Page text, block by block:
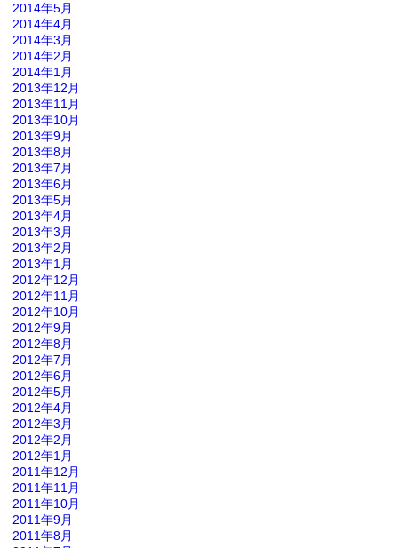
2014年5月
2014年4月
2014年3月
2014年2月
2014年1月
2013年12月
2013年11月
2013年10月
2013年9月
2013年8月
2013年7月
2013年6月
2013年5月
2013年4月
2013年3月
2013年2月
2013年1月
2012年12月
2012年11月
2012年10月
2012年9月
2012年8月
2012年7月
2012年6月
2012年5月
2012年4月
2012年3月
2012年2月
2012年1月
2011年12月
2011年11月
2011年10月
2011年9月
2011年8月